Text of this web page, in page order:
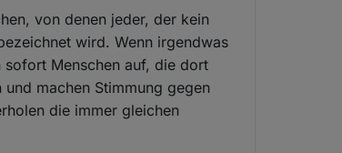
von denen jeder, der kein
wird. Wenn irgendwas
sofort Menschen auf, die dort
machen Stimmung gegen
die immer gleichen